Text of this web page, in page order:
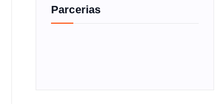
Parcerias